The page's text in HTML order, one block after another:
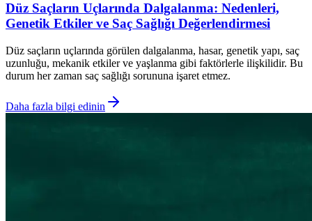
Düz Saçların Uçlarında Dalgalanma: Nedenleri,
Genetik Etkiler ve Saç Sağlığı Değerlendirmesi
Düz saçların uçlarında görülen dalgalanma, hasar, genetik yapı, saç
uzunluğu, mekanik etkiler ve yaşlanma gibi faktörlerle ilişkilidir. Bu
durum her zaman saç sağlığı sorununa işaret etmez.
Daha fazla bilgi edinin